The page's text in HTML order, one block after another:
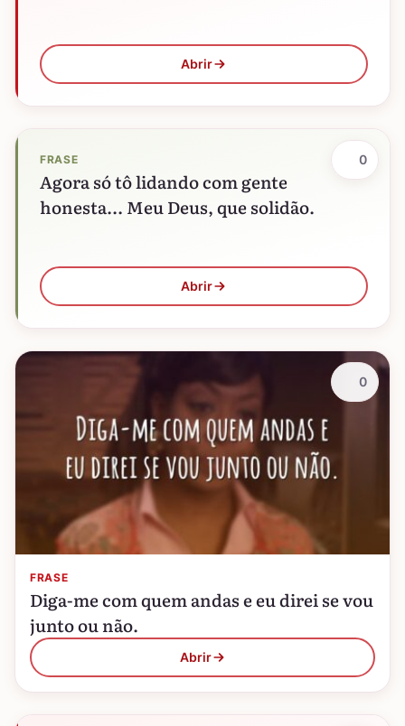
Abrir
FRASE
Agora só tô lidando com gente
honesta... Meu Deus, que solidão.
Abrir
0
FRASE
Diga-me com quem andas e eu direi se vou
junto ou não.
Abrir
0